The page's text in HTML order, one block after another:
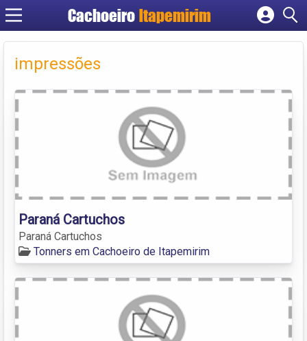
Cachoeiro Itapemirim
Cadastrar empresa
impressões
Paraná Cartuchos
Paraná Cartuchos
Tonners em Cachoeiro de Itapemirim